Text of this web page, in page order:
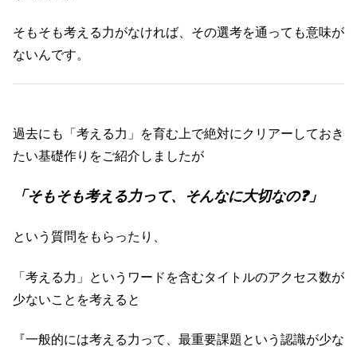
そもそも考える力がなければ、その選考を通っても意味が
ないんです。
過去にも「考える力」を育む上で絶対にクリアーしておき
たい基礎作りをご紹介しましたが
「そもそも考える力って、そんなに大切なの❓️」
という質問をもらったり、
「考える力」というワードを含むタイトルのアクセス数が
少ないことを考えると
『一般的には考える力って、最重要課題という認識が少な